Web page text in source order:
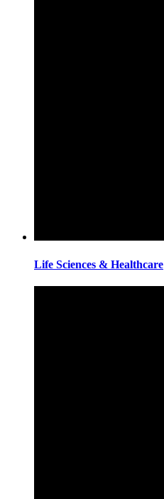
Life Sciences & Healthcare